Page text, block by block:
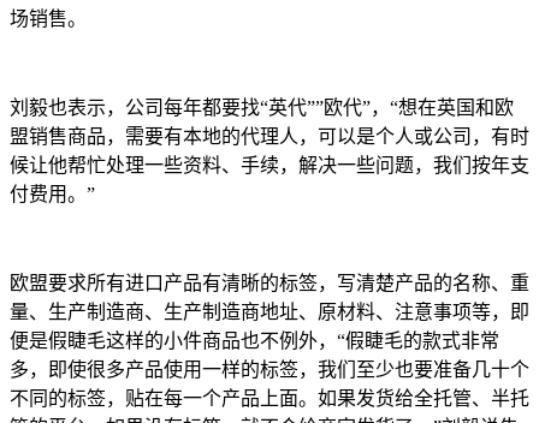
场销售。
刘毅也表示，公司每年都要找“英代””欧代”，“想在英国和欧
盟销售商品，需要有本地的代理人，可以是个人或公司，有时
候让他帮忙处理一些资料、手续，解决一些问题，我们按年支
付费用。”
欧盟要求所有进口产品有清晰的标签，写清楚产品的名称、重
量、生产制造商、生产制造商地址、原材料、注意事项等，即
便是假睫毛这样的小件商品也不例外，“假睫毛的款式非常
多，即使很多产品使用一样的标签，我们至少也要准备几十个
不同的标签，贴在每一个产品上面。如果发货给全托管、半托